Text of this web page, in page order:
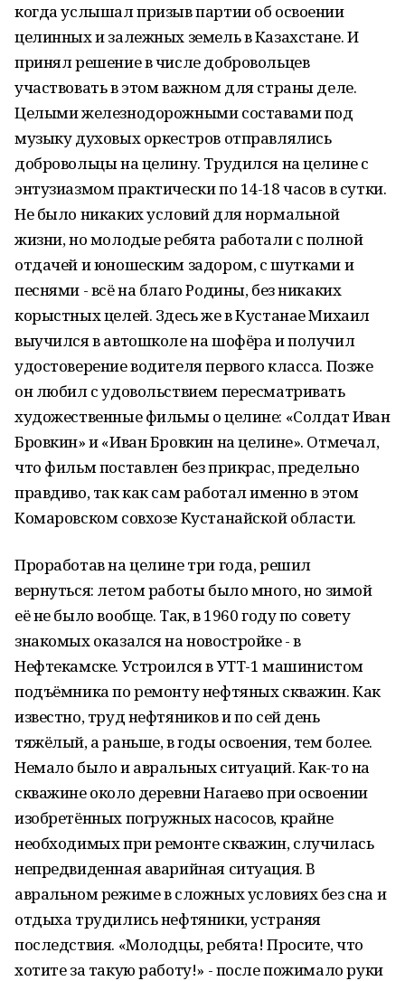
когда услышал призыв партии об освоении
целинных и залежных земель в Казахстане. И
принял решение в числе добровольцев
участвовать в этом важном для страны деле.
Целыми железнодорожными составами под
музыку духовых оркестров отправлялись
добровольцы на целину. Трудился на целине с
энтузиазмом практически по 14-18 часов в сутки.
Не было никаких условий для нормальной
жизни, но молодые ребята работали с полной
отдачей и юношеским задором, с шутками и
песнями - всё на благо Родины, без никаких
корыстных целей. Здесь же в Кустанае Михаил
выучился в автошколе на шофёра и получил
удостоверение водителя первого класса. Позже
он любил с удовольствием пересматривать
художественные фильмы о целине: «Солдат Иван
Бровкин» и «Иван Бровкин на целине». Отмечал,
что фильм поставлен без прикрас, предельно
правдиво, так как сам работал именно в этом
Комаровском совхозе Кустанайской области.
Проработав на целине три года, решил
вернуться: летом работы было много, но зимой
её не было вообще. Так, в 1960 году по совету
знакомых оказался на новостройке - в
Нефтекамске. Устроился в УТТ-1 машинистом
подъёмника по ремонту нефтяных скважин. Как
известно, труд нефтяников и по сей день
тяжёлый, а раньше, в годы освоения, тем более.
Немало было и авральных ситуаций. Как-то на
скважине около деревни Нагаево при освоении
изобретённых погружных насосов, крайне
необходимых при ремонте скважин, случилась
непредвиденная аварийная ситуация. В
авральном режиме в сложных условиях без сна и
отдыха трудились нефтяники, устраняя
последствия. «Молодцы, ребята! Просите, что
хотите за такую работу!» - после пожимало руки